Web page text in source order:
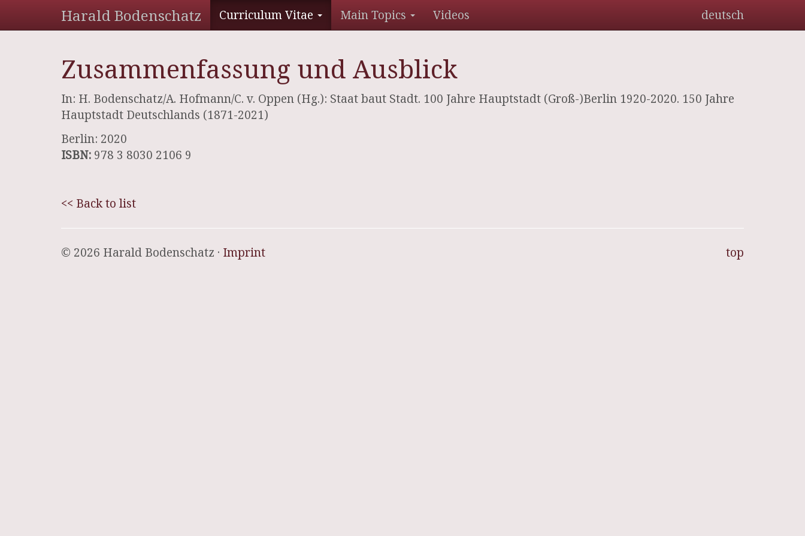
Harald Bodenschatz Curriculum Vitae Main Topics Videos deutsch
Zusammenfassung und Ausblick
In: H. Bodenschatz/A. Hofmann/C. v. Oppen (Hg.): Staat baut Stadt. 100 Jahre Hauptstadt (Groß-)Berlin 1920-2020. 150 Jahre
Hauptstadt Deutschlands (1871-2021)
Berlin: 2020
ISBN: 978 3 8030 2106 9
<< Back to list
top
© 2026 Harald Bodenschatz · Imprint